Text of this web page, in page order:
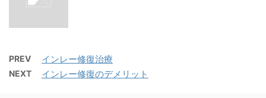
PREV インレー修復治療
NEXT インレー修復のデメリット